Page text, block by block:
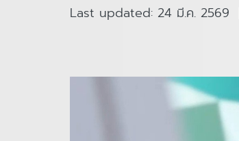
Last updated: 24 มี.ค. 2569